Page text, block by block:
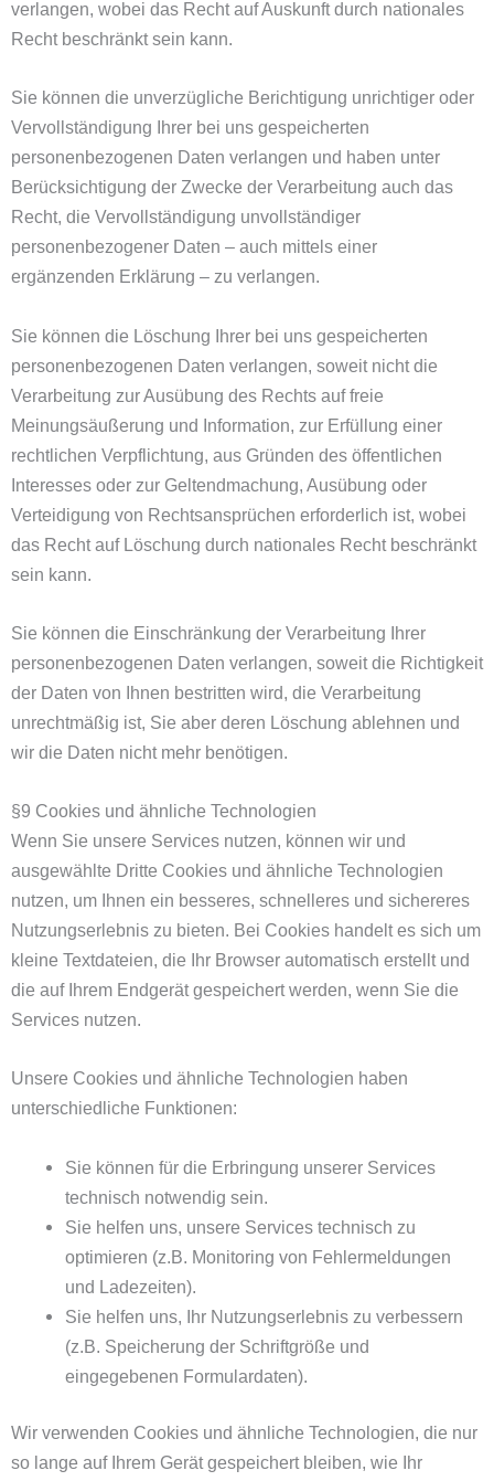
verlangen, wobei das Recht auf Auskunft durch nationales
Recht beschränkt sein kann.
Sie können die unverzügliche Berichtigung unrichtiger oder
Vervollständigung Ihrer bei uns gespeicherten
personenbezogenen Daten verlangen und haben unter
Berücksichtigung der Zwecke der Verarbeitung auch das
Recht, die Vervollständigung unvollständiger
personenbezogener Daten – auch mittels einer
ergänzenden Erklärung – zu verlangen.
Sie können die Löschung Ihrer bei uns gespeicherten
personenbezogenen Daten verlangen, soweit nicht die
Verarbeitung zur Ausübung des Rechts auf freie
Meinungsäußerung und Information, zur Erfüllung einer
rechtlichen Verpflichtung, aus Gründen des öffentlichen
Interesses oder zur Geltendmachung, Ausübung oder
Verteidigung von Rechtsansprüchen erforderlich ist, wobei
das Recht auf Löschung durch nationales Recht beschränkt
sein kann.
Sie können die Einschränkung der Verarbeitung Ihrer
personenbezogenen Daten verlangen, soweit die Richtigkeit
der Daten von Ihnen bestritten wird, die Verarbeitung
unrechtmäßig ist, Sie aber deren Löschung ablehnen und
wir die Daten nicht mehr benötigen.
§9 Cookies und ähnliche Technologien
Wenn Sie unsere Services nutzen, können wir und
ausgewählte Dritte Cookies und ähnliche Technologien
nutzen, um Ihnen ein besseres, schnelleres und sichereres
Nutzungserlebnis zu bieten. Bei Cookies handelt es sich um
kleine Textdateien, die Ihr Browser automatisch erstellt und
die auf Ihrem Endgerät gespeichert werden, wenn Sie die
Services nutzen.
Unsere Cookies und ähnliche Technologien haben
unterschiedliche Funktionen:
Sie können für die Erbringung unserer Services
technisch notwendig sein.
Sie helfen uns, unsere Services technisch zu
optimieren (z.B. Monitoring von Fehlermeldungen
und Ladezeiten).
Sie helfen uns, Ihr Nutzungserlebnis zu verbessern
(z.B. Speicherung der Schriftgröße und
eingegebenen Formulardaten).
Wir verwenden Cookies und ähnliche Technologien, die nur
so lange auf Ihrem Gerät gespeichert bleiben, wie Ihr